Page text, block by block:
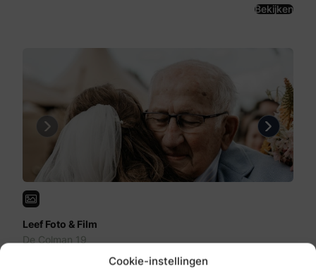
Cookie-instellingen
Bekijken
Previous Next
Leef Foto & Film
De Colman 19